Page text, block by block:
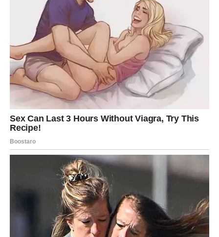
veliki korak naprijed.
Vaša energija postaje mnogo jača
Najveća promjena koja vam dolazi jeste ona unutrašnja.
Tokom ostatka maja osjećaćete mnogo više
samopouzdanja, energije i želje za uspjehom.
Problemi koji su vas ranije iscrpljivali polako gube svoju
moć nad vama. Konačno ćete početi vjerovati da možete
ostvariti ono što želite.
Mnoge Vage će donijeti veoma važne odluke koje bi
kasnije mogle potpuno promijeniti njihov život.
Sudbina vam konačno vraća
osmijeh